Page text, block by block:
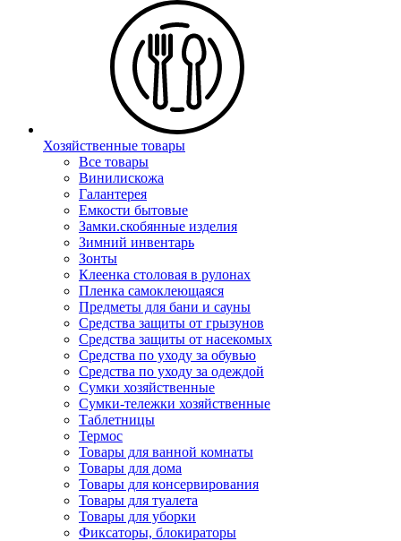
Хозяйственные товары
Все товары
Винилискожа
Галантерея
Емкости бытовые
Замки.скобянные изделия
Зимний инвентарь
Зонты
Клеенка столовая в рулонах
Пленка самоклеющаяся
Предметы для бани и сауны
Средства защиты от грызунов
Средства защиты от насекомых
Средства по уходу за обувью
Средства по уходу за одеждой
Сумки хозяйственные
Сумки-тележки хозяйственные
Таблетницы
Термос
Товары для ванной комнаты
Товары для дома
Товары для консервирования
Товары для туалета
Товары для уборки
Фиксаторы, блокираторы